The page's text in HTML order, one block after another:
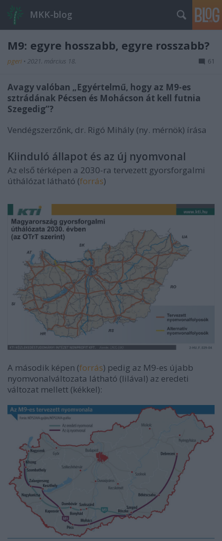
MKK-blog
M9: egyre hosszabb, egyre rosszabb?
pgeri • 2021. március 18. 61
Avagy valóban „Egyértelmű, hogy az M9-es
sztrádának Pécsen és Mohácson át kell futnia
Szegedig”?
Vendégszerzőnk, dr. Rigó Mihály (ny. mérnök) írása
Kiinduló állapot és az új nyomvonal
Az első térképen a 2030-ra tervezett gyorsforgalmi
úthálózat látható (forrás)
A második képen (forrás) pedig az M9-es újabb
nyomvonalváltozata látható (lilával) az eredeti
változat mellett (kékkel):